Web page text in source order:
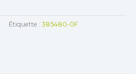
Étiquette :385480-0F